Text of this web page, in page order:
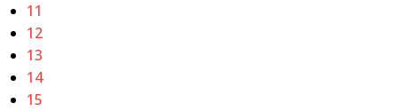
11
12
13
14
15